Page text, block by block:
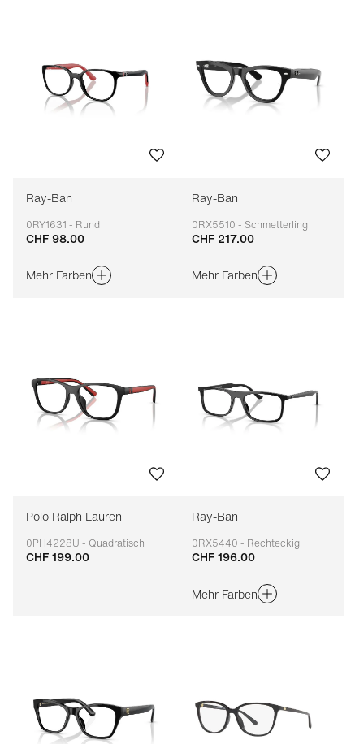
Ray-Ban
0RY1631 - Rund
Anpassbar
CHF 98.00
Mehr Farben
Ray-Ban
0RX5510 - Schmetterling
Anpassbar
CHF 217.00
Mehr Farben
Polo Ralph Lauren
0PH4228U - Quadratisch
Anpassbar
CHF 199.00
Ray-Ban
0RX5440 - Rechteckig
Anpassbar
CHF 196.00
Mehr Farben